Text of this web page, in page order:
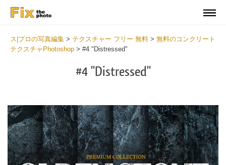
ス|プロの写真編集 > テクスチャー フリー 無料 > 無料のコンクリート
テクスチャPhotoshop > #4 "Distressed"
#4 "Distressed"